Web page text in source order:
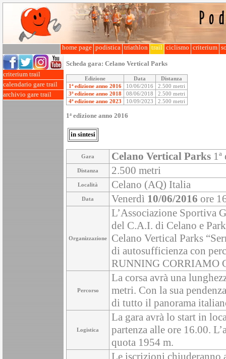
home page podistica triathlon trail ciclismo criterium
criterium trail
calendario gare trail
archivio gare trail
Scheda gara: Celano Vertical Parks
Edizione Data
Distanza
1ª edizione anno 2016
10/06/2016
2.500 metri
3ª edizione anno 2018
08/06/2018
2.500 metri
4ª edizione anno 2023
10/09/2023 2.500 metri
1ª edizione anno 2016
in sintesi
Gara Celano Vertical Parks
Distanza 2.500 metri
Località Celano (AQ) Italia
Data Venerdì 10/06/2016 ore
Organizzazione
L’Associazione Sportiva
del C.A.I. di Celano e
Celano Vertical Parks
di autosufficienza con
RUNNING CORRIAMO
Percorso
La corsa avrà una
metri. Con la sua
di tutto il panorama
Logistica
La gara avrà lo start in
partenza alle ore 16.00.
quota 1954 m.